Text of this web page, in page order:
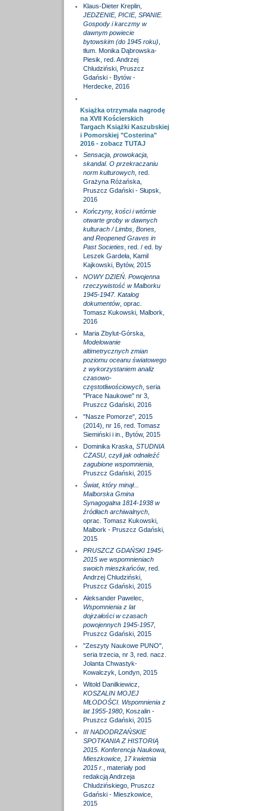
Klaus-Dieter Kreplin,
JEDZENIE, PICIE, SPANIE.
Gospody i karczmy w
dawnym powiecie
bytowskim (do 1945 roku)
tłum. Monika Dąbrowska-
Piesik, red. Andrzej
Chludziński, Pruszcz
Gdański - Bytów -
Herdecke, 2016
Książka otrzymała nagrodę
na XVII Kościerskich
Targach Książki Kaszubskiej
i Pomorskiej "Costerina"
2016 - zobacz TUTAJ
Sensacja, prowokacja,
skandal. O przekraczaniu
norm kulturowych, red.
Grażyna Różańska,
Pruszcz Gdański - Słupsk,
2016
Kończyny, kości i wtórnie
otwarte groby w dawnych
kulturach / Limbs, Bones,
and Reopened Graves in
Past Societies, red. / ed. by
Leszek Gardeła, Kamil
Kajkowski, Bytów, 2015
NOWY DZIEŃ. Powojenna
rzeczywistość w Malborku
1945-1947. Katalog
dokumentów, oprac.
Tomasz Kukowski, Malbork,
2016
Maria Zbylut-Górska,
Modelowanie
altimetrycznych zmian
poziomu oceanu światowego
z wykorzystaniem analiz
czasowo-
częstotliwościowych, seria
"Prace Naukowe" nr 3,
Pruszcz Gdański, 2016
"Nasze Pomorze", 2015
(2014), nr 16, red. Tomasz
Siemiński i in., Bytów, 2015
Dominika Kraska, STUDNIA
CZASU, czyli jak odnaleźć
zagubione wspomnienia,
Pruszcz Gdański, 2015
Świat, który minął...
Malborska Gmina
Synagogalna 1814-1938 w
źródłach archiwalnych,
oprac. Tomasz Kukowski,
Malbork - Pruszcz Gdański,
2015
PRUSZCZ GDAŃSKI 1945-
2015 we wspomnieniach
swoich mieszkańców, red.
Andrzej Chludziński,
Pruszcz Gdański, 2015
Aleksander Pawelec,
Wspomnienia z lat
dojrzałości w czasach
powojennych 1945-1957,
Pruszcz Gdański, 2015
"Zeszyty Naukowe PUNO",
seria trzecia, nr 3, red. nacz.
Jolanta Chwastyk-
Kowalczyk, Londyn, 2015
Witold Danilkiewicz,
KOSZALIN MOJEJ
MŁODOŚCI. Wspomnienia z
lat 1955-1980, Koszalin -
Pruszcz Gdański, 2015
III NADODRZAŃSKIE
SPOTKANIA Z HISTORIĄ
2015. Konferencja Naukowa,
Mieszkowice, 17 kwietnia
2015 r.
, materiały pod
redakcją Andrzeja
Chludzińskiego, Pruszcz
Gdański - Mieszkowice,
2015